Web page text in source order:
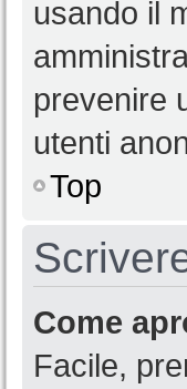
usando il
prevenire
utenti
Top
Come
Facile,